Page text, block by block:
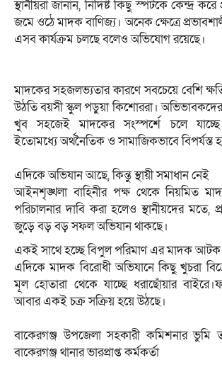
স্থানীয়রা জানান, নির্দিষ্ট কিছু স্পটকে কেন্দ্র
জমে ওঠে মাদক বাণিজ্য। অনেক ক্ষেত্রে
এসব কার্যক্রম চলছে বলেও অভিযোগ রয়েছে।
‎মাদকের সহজলভ্যতার কারণে সবচেয়ে বেশি
উঠতি বয়সী স্কুল পড়ুয়া কিশোররা।
খুব সহজেই মাদকের সংস্পর্শে চলে
ইতোমধ্যে অর্থনৈতিক ও সামাজিকভাবে বিপর্যস্ত
‎এদিকে অভিযান আছে, কিন্তু স্থায়ী সমাধান নেই
‎আইনশৃঙ্খলা বাহিনীর পক্ষ থেকে নিয়মিত
পরিচালনার দাবি করা হলেও স্থানীয়দের মতে,
জুড়ে বড় বড় সফল অভিযান থাকছে।
‎একই সাথে হচ্ছে বিপুল পরিমাণ এর মাদক
‎এদিকে মাদক বিরোধী অভিযানে কিছু খুচরা
মূল হোতারা থেকে যাচ্ছে ধরাছোঁয়ার
আবার একই চক্র সক্রিয় হয়ে উঠছে।
‎বাকেরগঞ্জ উপজেলা সহকারী কমিশনার ভুমি
বাকেরগঞ্জ থানার ভারপ্রাপ্ত কর্মকর্তা